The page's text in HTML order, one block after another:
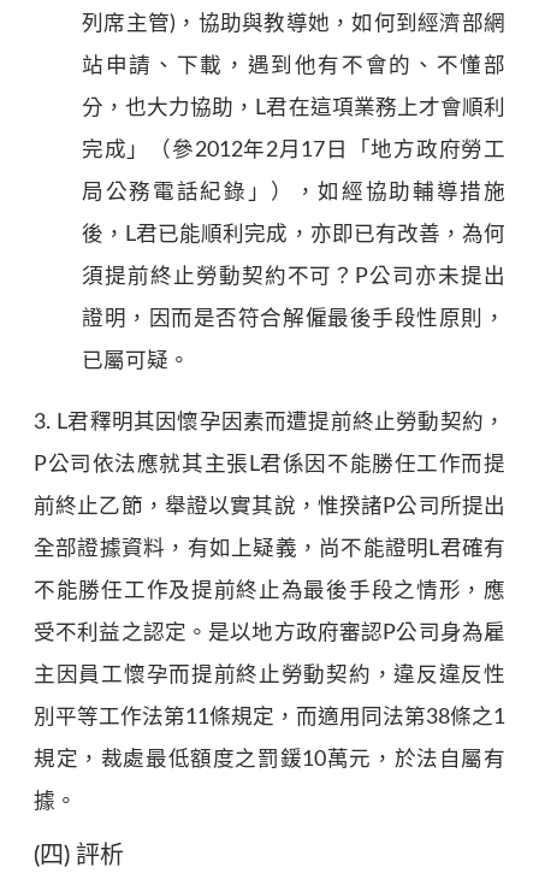
列席主管)，協助與教導她，如何到經濟部網
站申請、下載，遇到他有不會的、不懂部
分，也大力協助，L君在這項業務上才會順利
完成」（參2012年2月17日「地方政府勞工
局公務電話紀錄」），如經協助輔導措施
後，L君已能順利完成，亦即已有改善，為何
須提前終止勞動契約不可？P公司亦未提出
證明，因而是否符合解僱最後手段性原則，
已屬可疑。
3. L君釋明其因懷孕因素而遭提前終止勞動契約，
P公司依法應就其主張L君係因不能勝任工作而提
前終止乙節，舉證以實其說，惟揆諸P公司所提出
全部證據資料，有如上疑義，尚不能證明L君確有
不能勝任工作及提前終止為最後手段之情形，應
受不利益之認定。是以地方政府審認P公司身為雇
主因員工懷孕而提前終止勞動契約，違反違反性
別平等工作法第11條規定，而適用同法第38條之1
規定，裁處最低額度之罰鍰10萬元，於法自屬有
據。
(四) 評析